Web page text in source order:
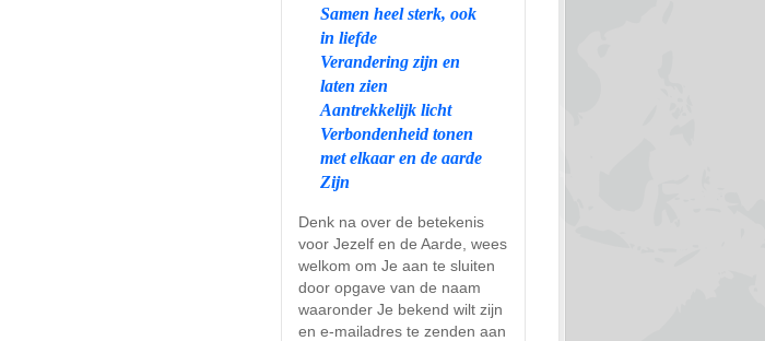
Samen heel sterk, ook
in liefde
Verandering zijn en
laten zien
Aantrekkelijk licht
Verbondenheid tonen
met elkaar en de aarde
Zijn
Denk na over de betekenis
voor Jezelf en de Aarde, wees
welkom om Je aan te sluiten
door opgave van de naam
waaronder Je bekend wilt zijn
en e-mailadres te zenden aan